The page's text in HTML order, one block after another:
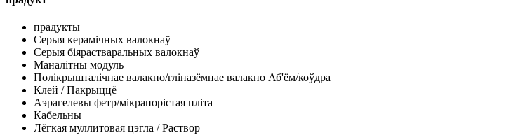
прадукты
Серыя керамічных валокнаў
Серыя біярастваральных валокнаў
Маналітны модуль
Полікрышталічнае валакно/гліназёмнае валакно Аб'ём/коўдра
Клей / Пакрыццё
Аэрагелевы фетр/мікрапорістая пліта
Кабельны
Лёгкая муллитовая цэгла / Раствор